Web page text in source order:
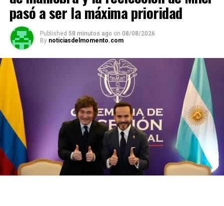
pasó a ser la máxima prioridad
Published 58 minutos ago on 08/08/2026
By noticiasdelmomento.com